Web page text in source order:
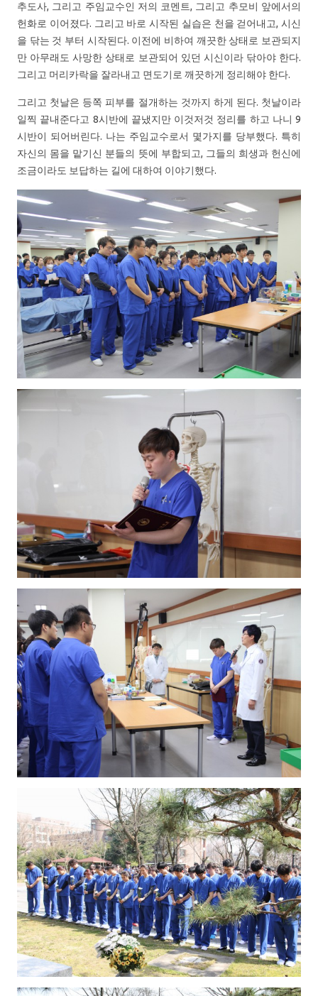
추도사, 그리고 주임교수인 저의 코멘트, 그리고 추모비 앞에서의
헌화로 이어졌다. 그리고 바로 시작된 실습은 천을 걷어내고, 시신
을 닦는 것 부터 시작된다. 이전에 비하여 깨끗한 상태로 보관되지
만 아무래도 사망한 상태로 보관되어 있던 시신이라 닦아야 한다.
그리고 머리카락을 잘라내고 면도기로 깨끗하게 정리해야 한다.
그리고 첫날은 등쪽 피부를 절개하는 것까지 하게 된다. 첫날이라
일찍 끝내준다고 8시반에 끝냈지만 이것저것 정리를 하고 나니 9
시반이 되어버린다. 나는 주임교수로서 몇가지를 당부했다. 특히
자신의 몸을 맡기신 분들의 뜻에 부합되고, 그들의 희생과 헌신에
조금이라도 보답하는 길에 대하여 이야기했다.